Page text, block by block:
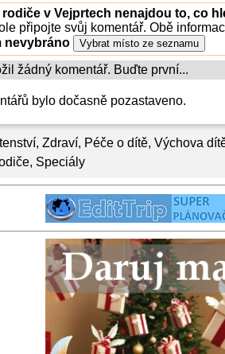
, Zdraví, Péče o dítě, Výchova
, Speciály
v Vejprtech nenajdou to, co
připojte svůj komentář. Obě
nevybráno
žádný komentář. Buďte první...
bylo dočasně pozastaveno.